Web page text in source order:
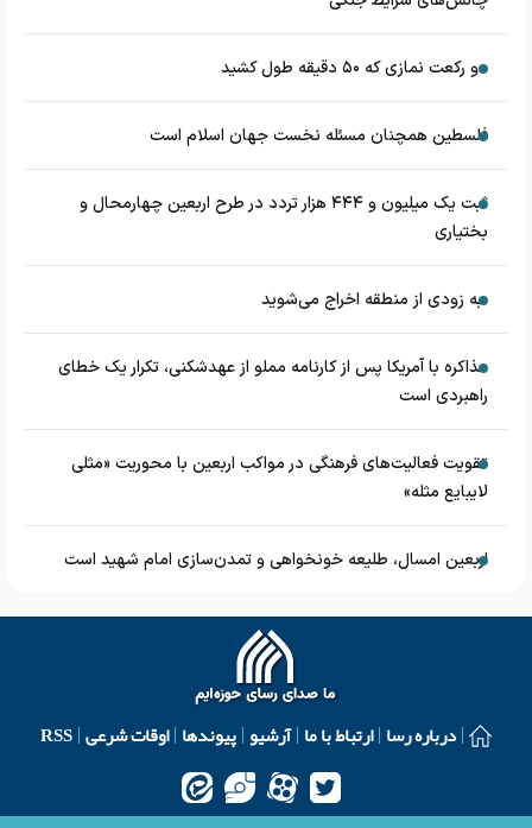
دو رکعت نمازی که ۵۰ دقیقه طول کشید
فلسطین همچنان مسئله نخست جهان اسلام است
ثبت یک میلیون و ۴۴۴ هزار تردد در طرح اربعین چهارمحال و
بختیاری
به زودی از منطقه اخراج می‌شوید
مذاکره با آمریکا پس از کارنامه مملو از عهدشکنی، تکرار یک خطای
راهبردی است
تقویت فعالیت‌های فرهنگی در مواکب اربعین با محوریت «مثلی
لایبایع مثله»
اربعین امسال، طلیعه خونخواهی و تمدن‌سازی امام شهید است
درباره رسا ارتباط با ما آرشیو پیوندها اوقات شرعی RSS